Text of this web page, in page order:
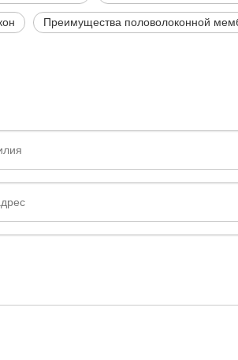
Преимущества половолоконной